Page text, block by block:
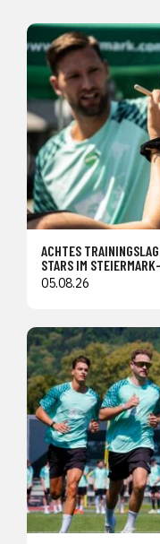
ACHTES
STARS IM
05.08.26